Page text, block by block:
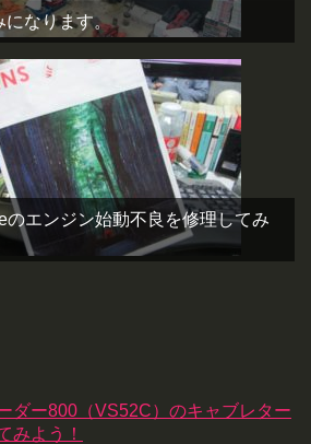
になります。
のエンジン始動不良を修理してみ
ダー800（VS52C）のキャブレター
みよう！